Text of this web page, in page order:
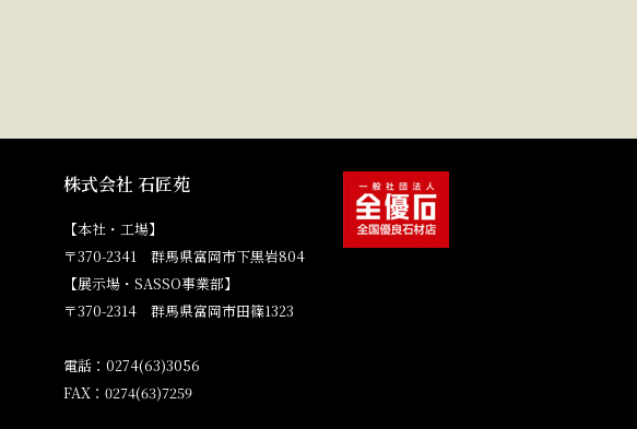
株式会社 石匠苑
【本社・工場】
〒370-2341 群馬県富岡市下黒岩804
【展示場・SASSO事業部】
〒370-2314 群馬県富岡市田篠1323
電話：0274(63)3056
FAX：0274(63)7259